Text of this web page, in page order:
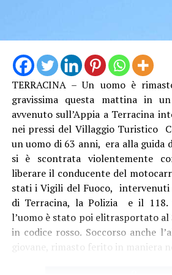
Audio
Player
00:00
Per il sindacalista, che martedì
altre due sigle, Cgil e Uil,
fondamentali: “Se non si revoca la
con un esito positivo la
collettivo, diventa un problema
assumere. Inoltre, se non si fanno
TERRACINA – Un uomo è
gravissima questa mattina in
avvenuto sull’Appia a Terracina
nei pressi del Villaggio Turistico
un uomo di 63 anni, era alla guida
si è scontrata violentemente
liberare il conducente del
stati i Vigili del Fuoco, intervenuti
di Terracina, la Polizia e il 118.
l’uomo è stato poi elitrasportato al
in codice rosso. Soccorso anche
giovane, rimasto ferito in maniera